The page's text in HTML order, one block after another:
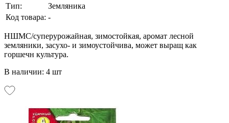
Тип:
Земляника
Код товара: -
НШМС/суперурожайная, зимостойкая, аромат лесной
земляники, засухо- и зимоустойчива, может выращ как
горшечн культура.
В наличии: 4 шт